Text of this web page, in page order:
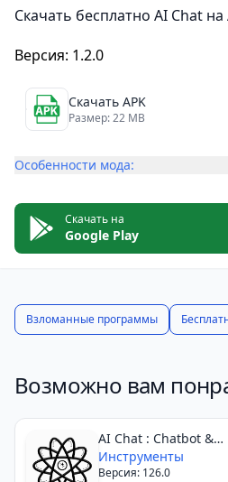
AI Chat — Chat with Chatbot:
AI Chat — это отличный выбор
пообщаться с
просто поиграть в чат.
языка, что позволяет ему
Несмотря на некоторые
всегда точные ответы и
мобильных устройств на
Скачать бесплатно AI Chat
Версия: 1.2.0
Скачать APK
Размер: 22 MB
Особенности мода:
Скачать на
Google Play
Взломанные программы
Возможно вам
AI Chat : Chatbot &
Assistant
Инструменты
Версия: 126.0